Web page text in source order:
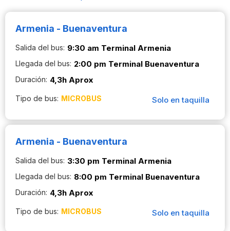
Armenia - Buenaventura
Salida del bus: 9:30 am Terminal Armenia
Llegada del bus: 2:00 pm Terminal Buenaventura
Duración: 4,3h Aprox
Tipo de bus: MICROBUS Solo en taquilla
Armenia - Buenaventura
Salida del bus: 3:30 pm Terminal Armenia
Llegada del bus: 8:00 pm Terminal Buenaventura
Duración: 4,3h Aprox
Tipo de bus: MICROBUS Solo en taquilla